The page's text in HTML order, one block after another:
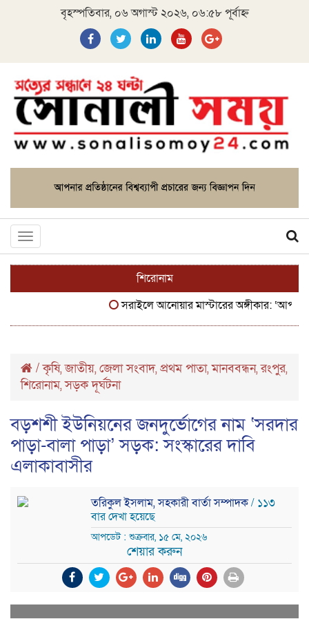
বৃহস্পতিবার, ০৬ অগাস্ট ২০২৬, ০৬:৫৮ পূর্বাহ্ন
Toggle
navigation
শিরোনাম
সরাইলে আনোয়ার মাস্টারের অঙ্গীকার: ‘আপনাদের
/কৃষি,জাতীয়,জেলা সংবাদ,প্রথম পাতা,মানববন্ধন,রংপুর,
শিরোনাম,সড়ক দূর্ঘটনা
বড়শশী ইউনিয়নের জনদুর্ভোগের নাম ‘সরদার
পাড়া-বালা পাড়া’ সড়ক: সংস্কারের দাবি
এলাকাবাসীর
তরিকুল ইসলাম, সহকারী বার্তা সম্পাদক/ ১১৩
বার দেখা হয়েছে
আপডেট : শুক্রবার, ১৫ মে, ২০২৬
শেয়ার করুন